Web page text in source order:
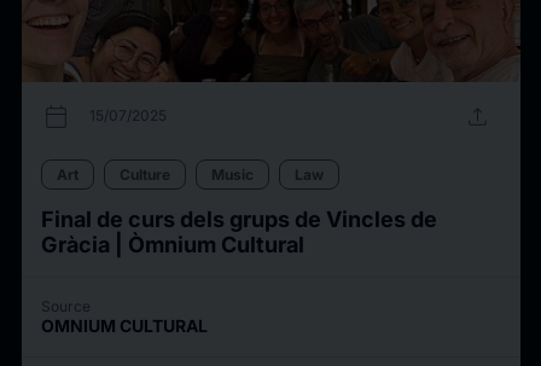
calendar_today 15/07/2025 upload
Art Culture Music Law
Final de curs dels grups de Vincles de
Gràcia | Òmnium Cultural
Source
OMNIUM CULTURAL